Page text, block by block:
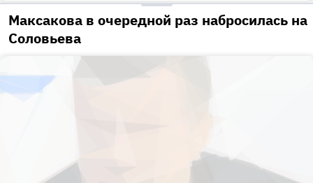
Максакова в очередной раз набросилась на
Соловьева